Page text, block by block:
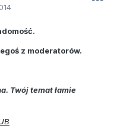
z moderatorów.
Twój temat łamie